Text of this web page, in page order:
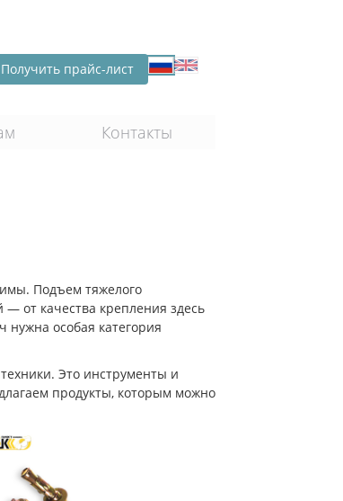
Получить прайс-лист
Контакты
Подъем тяжелого
от качества крепления здесь
нужна особая категория
Это инструменты и
продукты, которым можно